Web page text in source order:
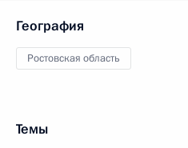
География
Ростовская область
Темы